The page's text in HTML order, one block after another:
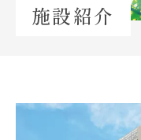
イベント一覧
教職員募集
施設紹介